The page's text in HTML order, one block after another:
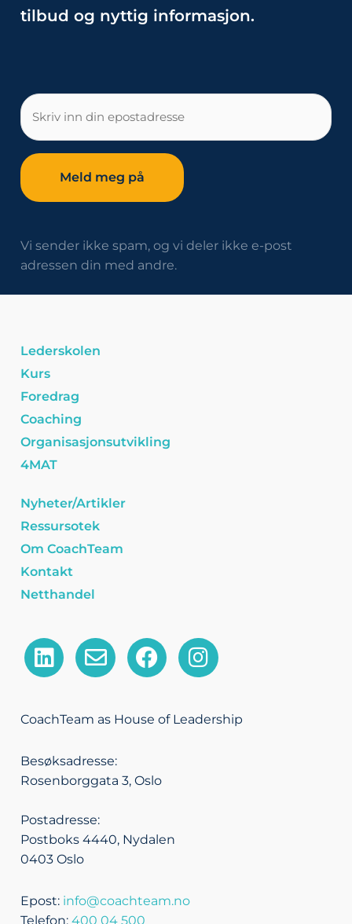
tilbud og nyttig informasjon.
E-
post
Vi sender ikke spam, og vi deler ikke e-post
adressen din med andre.
Lederskolen
Kurs
Foredrag
Coaching
Organisasjonsutvikling
4MAT
Nyheter/Artikler
Ressursotek
Om CoachTeam
Kontakt
Netthandel
L
i
k
d
i
E
n
e
o
p
F
a
e
o
I
n
t
CoachTeam as House of Leadership
Besøksadresse:
Rosenborggata 3, Oslo
Postadresse:
Postboks 4440, Nydalen
0403 Oslo
Epost: info@coachteam.no
Telefon: 400 04 500